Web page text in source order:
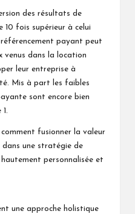
des résultats de
10 fois supérieur à celui
payant peut
venus dans la
location
leur entreprise à
Mis à part les faibles
sont encore bien
fusionner la valeur
une stratégie de
personnalisée et
une approche holistique